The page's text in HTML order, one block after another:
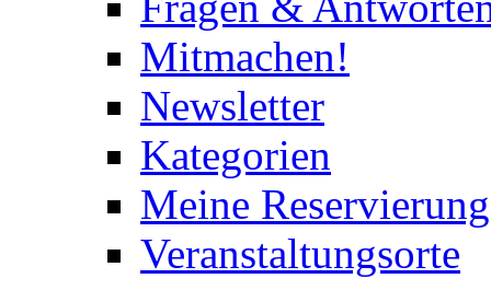
Mitmachen!
Newsletter
Kategorien
Meine
Veranstaltungsorte